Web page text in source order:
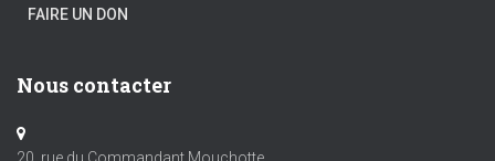
FAIRE UN DON
Nous contacter